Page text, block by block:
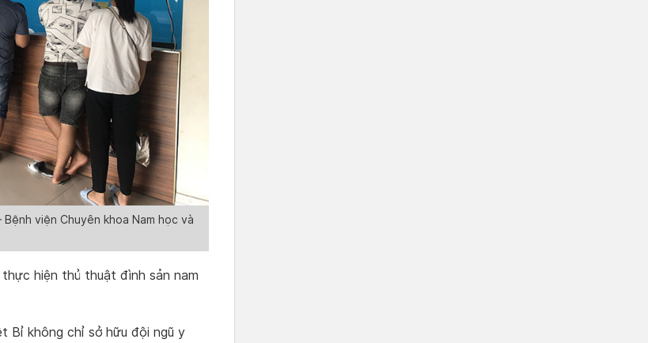
viện Chuyên khoa Nam học và
hiện thủ thuật đình sản nam
Bỉ không chỉ sở hữu đội ngũ y